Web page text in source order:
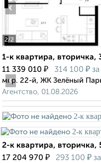
2/2
‹
1-к квартира, вторичка,
11 339 010 ₽ 314 100 ₽
мкр. 22-й, ЖК Зелёный
Агентство, 01.08.2026
‹
2-к квартира, вторичка,
17 204 970 ₽ 293 100 ₽